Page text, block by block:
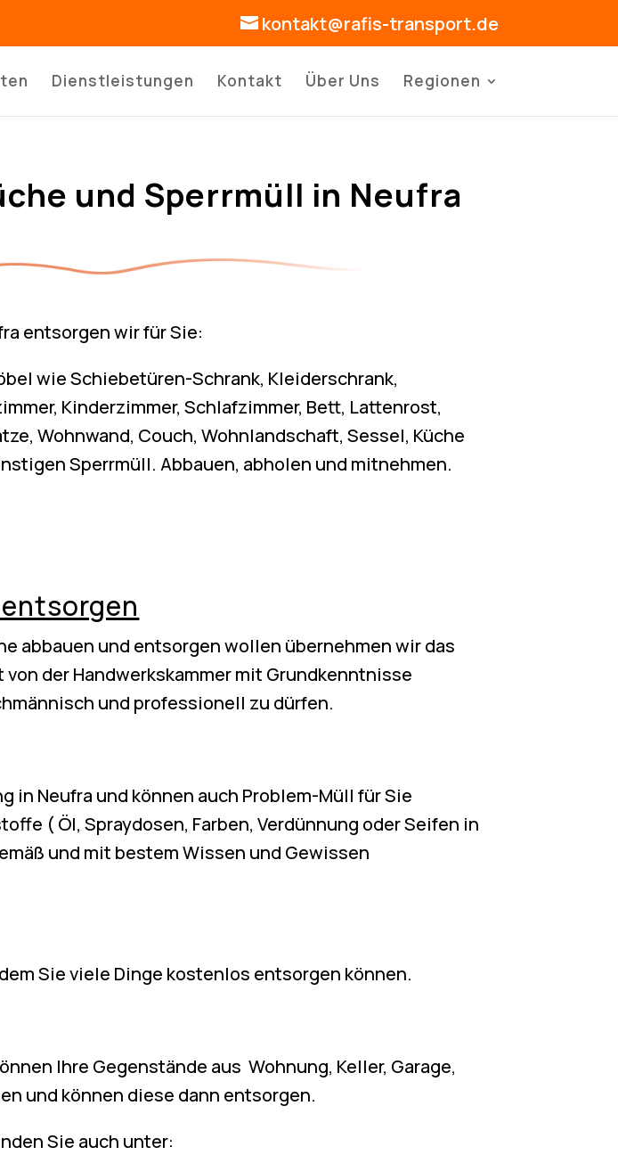
kontakt@rafis-transport.de
Dienstleistungen Kontakt Über Uns Regionen
und Sperrmüll in Neufra
entsorgen wir für Sie:
wie Schiebetüren-Schrank, Kleiderschrank,
Kinderzimmer, Schlafzimmer, Bett, Lattenrost,
Wohnwand, Couch, Wohnlandschaft, Sessel, Küche
Sperrmüll. Abbauen, abholen und mitnehmen.
abbauen und entsorgen wollen übernehmen wir das
der Handwerkskammer mit Grundkenntnisse
und professionell zu dürfen.
in Neufra und können auch Problem-Müll für Sie
( Öl, Spraydosen, Farben, Verdünnung oder Seifen in
und mit bestem Wissen und Gewissen
Sie viele Dinge kostenlos entsorgen können.
Ihre Gegenstände aus Wohnung, Keller, Garage,
und können diese dann entsorgen.
Sie auch unter: